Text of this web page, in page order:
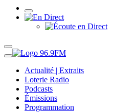
Actualité | Extraits
Loterie Radio
Podcasts
Émissions
Programmation